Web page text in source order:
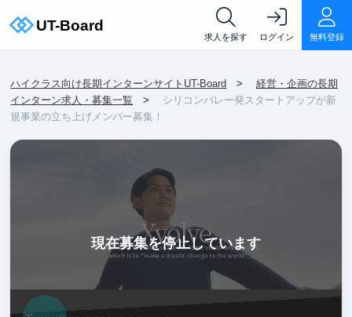
求人を探す ログイン 無料登録
ハイクラス向け長期インターンサイトUT-Board
経営・企画の長期
インターン求人・募集一覧
シリコンバレー発スタートアップが新
規事業の立ち上げメンバー募集！
現在募集を停止しています